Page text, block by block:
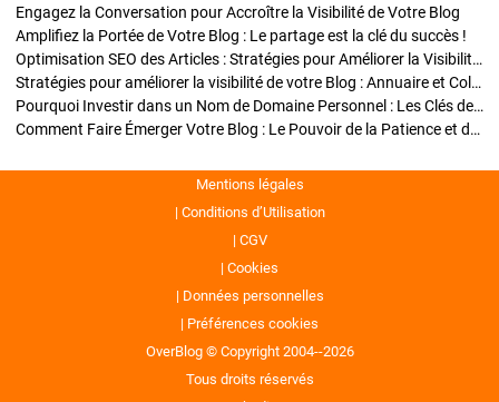
Engagez la Conversation pour Accroître la Visibilité de Votre Blog
Amplifiez la Portée de Votre Blog : Le partage est la clé du succès !
Optimisation SEO des Articles : Stratégies pour Améliorer la Visibilité de Votre Blog
Stratégies pour améliorer la visibilité de votre Blog : Annuaire et Collaborations
Pourquoi Investir dans un Nom de Domaine Personnel : Les Clés de la Réussite de Votre Blog
Comment Faire Émerger Votre Blog : Le Pouvoir de la Patience et de la Persévérance
Mentions légales
Conditions d’Utilisation
CGV
Cookies
Données personnelles
Préférences cookies
OverBlog © Copyright 2004--2026
Tous droits réservés